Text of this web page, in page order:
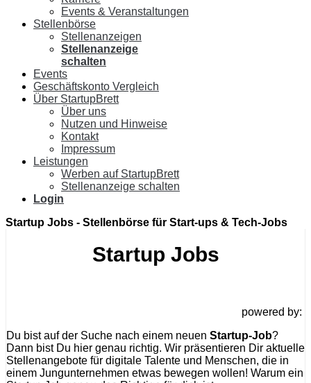
Events & Veranstaltungen
Stellenbörse
Stellenanzeigen
Stellenanzeige
schalten
Events
Geschäftskonto Vergleich
Über StartupBrett
Über uns
Nutzen und Hinweise
Kontakt
Impressum
Leistungen
Werben auf StartupBrett
Stellenanzeige schalten
Login
Startup Jobs - Stellenbörse für Start-ups & Tech-Jobs
Startup Jobs
powered by:
Du bist auf der Suche nach einem neuen Startup-Job?
Dann bist Du hier genau richtig. Wir präsentieren Dir aktuelle
Stellenangebote für digitale Talente und Menschen, die in
einem Jungunternehmen etwas bewegen wollen! Warum ein